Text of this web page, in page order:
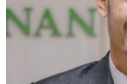
Cyber
Media
Sejahtera